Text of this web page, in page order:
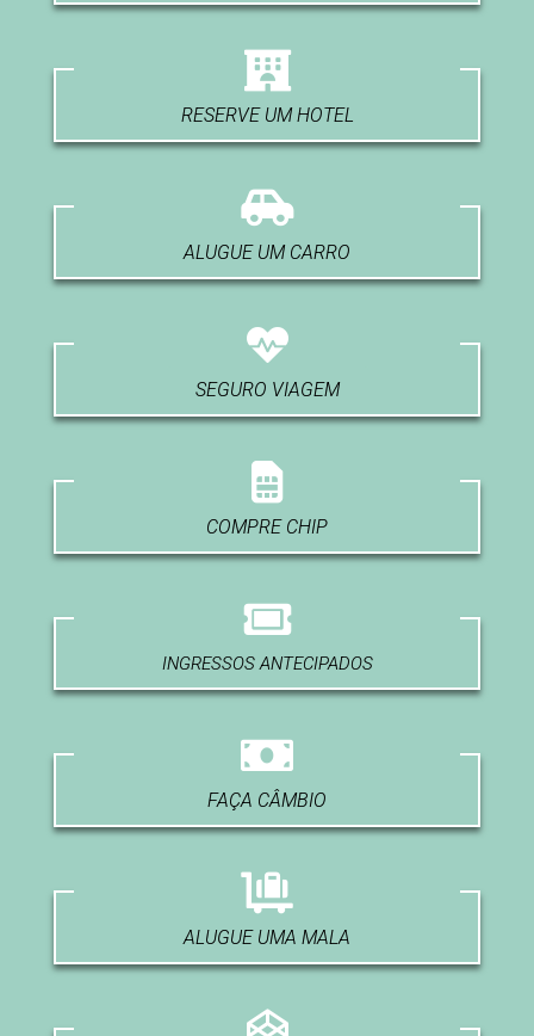
RESERVE UM HOTEL
ALUGUE UM CARRO
SEGURO VIAGEM
COMPRE CHIP
INGRESSOS ANTECIPADOS
FAÇA CÂMBIO
ALUGUE UMA MALA